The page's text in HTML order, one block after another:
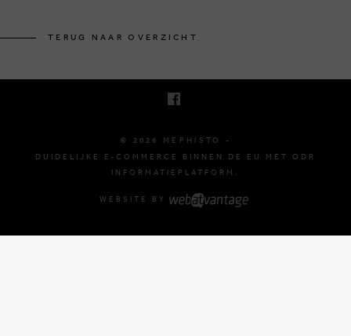
TERUG NAAR OVERZICHT
© 2026 MEPHISTO -
DUIDELIJKE E-COMMERCE BINNEN DE EU MET ODR
INFORMATIEPLATFORM.
WEBSITE BY